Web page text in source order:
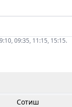
09:35, 11:15, 15:15.
Сотиш